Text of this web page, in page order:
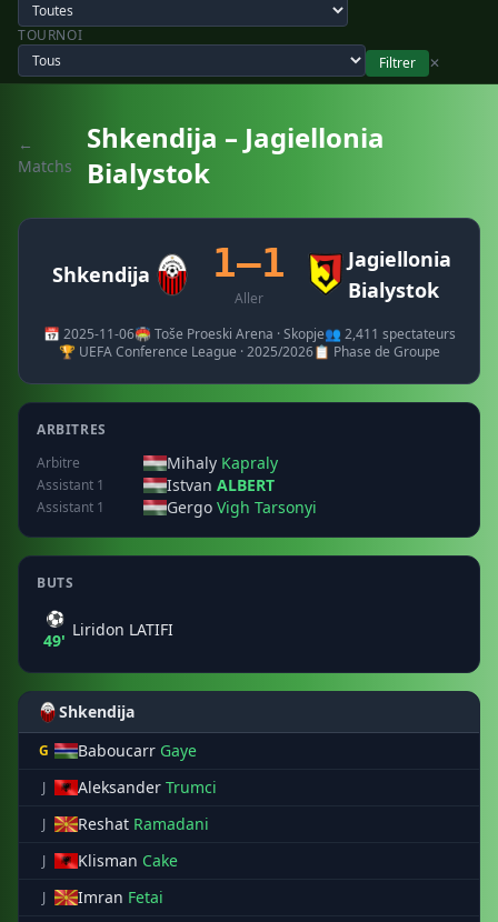
TOURNOI
Filtrer
✕
←
Matchs
Shkendija – Jagiellonia
Bialystok
Shkendija 1–1
Aller
Jagiellonia
Bialystok
📅 2025-11-06🏟️ Toše Proeski Arena · Skopje👥 2,411 spectateurs
🏆 UEFA Conference League · 2025/2026📋 Phase de Groupe
ARBITRES
Arbitre
Mihaly Kapraly
Assistant 1 Istvan ALBERT
Assistant 1 Gergo Vigh Tarsonyi
BUTS
⚽
49'
Liridon LATIFI
Shkendija
G Baboucarr Gaye
J Aleksander Trumci
J Reshat Ramadani
J Klisman Cake
J Imran Fetai